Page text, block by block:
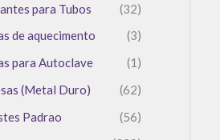
para Tubos
(32)
de aquecimento
(3)
para Autoclave
(1)
(Metal Duro)
(62)
Padrao
(56)